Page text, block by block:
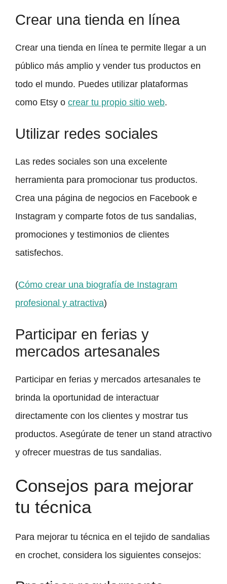
Crear una tienda en línea
Crear una tienda en línea te permite llegar a un
público más amplio y vender tus productos en
todo el mundo. Puedes utilizar plataformas
como Etsy o crear tu propio sitio web.
Utilizar redes sociales
Las redes sociales son una excelente
herramienta para promocionar tus productos.
Crea una página de negocios en Facebook e
Instagram y comparte fotos de tus sandalias,
promociones y testimonios de clientes
satisfechos.
(Cómo crear una biografía de Instagram
profesional y atractiva)
Participar en ferias y
mercados artesanales
Participar en ferias y mercados artesanales te
brinda la oportunidad de interactuar
directamente con los clientes y mostrar tus
productos. Asegúrate de tener un stand atractivo
y ofrecer muestras de tus sandalias.
Consejos para mejorar
tu técnica
Para mejorar tu técnica en el tejido de sandalias
en crochet, considera los siguientes consejos: